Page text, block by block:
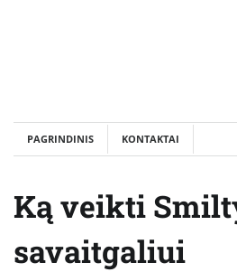
PAGRINDINIS KONTAKTAI
Ką veikti
savaitgaliui